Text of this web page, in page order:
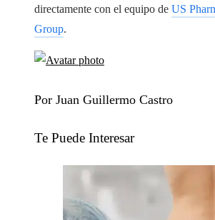
directamente con el equipo de US
Group.
Por Juan Guillermo Castro
Te Puede Interesar